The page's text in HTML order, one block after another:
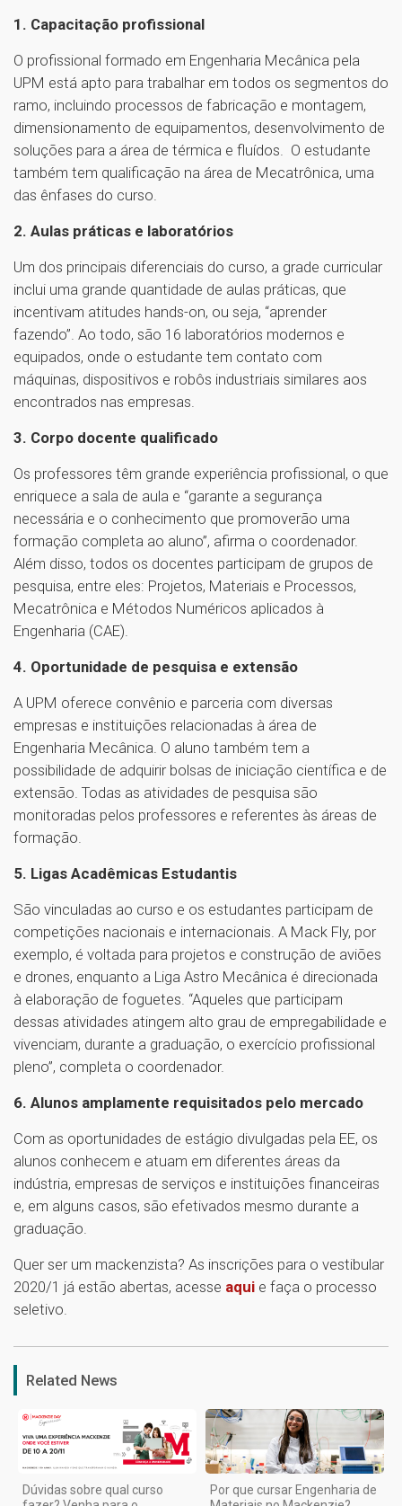
1. Capacitação profissional
O profissional formado em Engenharia Mecânica pela
UPM está apto para trabalhar em todos os segmentos do
ramo, incluindo processos de fabricação e montagem,
dimensionamento de equipamentos, desenvolvimento de
soluções para a área de térmica e fluídos. O estudante
também tem qualificação na área de Mecatrônica, uma
das ênfases do curso.
2. Aulas práticas e laboratórios
Um dos principais diferenciais do curso, a grade curricular
inclui uma grande quantidade de aulas práticas, que
incentivam atitudes hands-on, ou seja, “aprender
fazendo”. Ao todo, são 16 laboratórios modernos e
equipados, onde o estudante tem contato com
máquinas, dispositivos e robôs industriais similares aos
encontrados nas empresas.
3. Corpo docente qualificado
Os professores têm grande experiência profissional, o que
enriquece a sala de aula e “garante a segurança
necessária e o conhecimento que promoverão uma
formação completa ao aluno”, afirma o coordenador.
Além disso, todos os docentes participam de grupos de
pesquisa, entre eles: Projetos, Materiais e Processos,
Mecatrônica e Métodos Numéricos aplicados à
Engenharia (CAE).
4. Oportunidade de pesquisa e extensão
A UPM oferece convênio e parceria com diversas
empresas e instituições relacionadas à área de
Engenharia Mecânica. O aluno também tem a
possibilidade de adquirir bolsas de iniciação científica e de
extensão. Todas as atividades de pesquisa são
monitoradas pelos professores e referentes às áreas de
formação.
5. Ligas Acadêmicas Estudantis
São vinculadas ao curso e os estudantes participam de
competições nacionais e internacionais. A Mack Fly, por
exemplo, é voltada para projetos e construção de aviões
e drones, enquanto a Liga Astro Mecânica é direcionada
à elaboração de foguetes. “Aqueles que participam
dessas atividades atingem alto grau de empregabilidade e
vivenciam, durante a graduação, o exercício profissional
pleno”, completa o coordenador.
6. Alunos amplamente requisitados pelo mercado
Com as oportunidades de estágio divulgadas pela EE, os
alunos conhecem e atuam em diferentes áreas da
indústria, empresas de serviços e instituições financeiras
e, em alguns casos, são efetivados mesmo durante a
graduação.
Quer ser um mackenzista? As inscrições para o vestibular
2020/1 já estão abertas, acesse aqui e faça o processo
seletivo.
Related News
Dúvidas sobre qual curso
Por que cursar Engenharia de